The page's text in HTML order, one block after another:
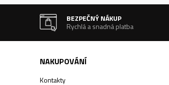
BEZPEČNÝ NÁKUP
Rychlá a snadná platba
NAKUPOVÁNÍ
Kontakty